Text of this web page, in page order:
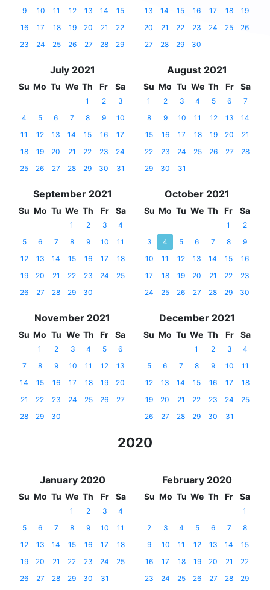
9 10 11 12 13 14
15
16
17 18 19 20 21
22
23
24 25 26 27 28 29
13 14 15 16 17 18
19
20
21 22 23 24 25
26
27
28 29 30
July 2021
Su Mo Tu We Th Fr Sa
1 2
3
4
5 6 7 8 9
10
11
12 13 14 15 16
17
18
19 20 21 22 23
24
25
26 27 28 29 30 31
August 2021
Su Mo Tu We Th Fr Sa
1 2 3 4 5 6
7
8
9 10 11 12 13
14
15
16 17 18 19 20
21
22
23 24 25 26 27
28
29
30 31
September 2021
Su Mo Tu We Th Fr Sa
1 2 3
4
5
6 7 8 9 10
11
12
13 14 15 16 17
18
19
20 21 22 23 24
25
26
27 28 29 30
October 2021
Su Mo Tu We Th Fr Sa
1
2
3
4 5 6 7 8
9
10
11 12 13 14 15
16
17
18 19 20 21 22
23
24
25 26 27 28 29 30
November 2021
Su Mo Tu We Th Fr Sa
1 2 3 4 5
6
7
8 9 10 11 12
13
14
15 16 17 18 19
20
21
22 23 24 25 26
27
28
29 30
December 2021
Su Mo Tu We Th Fr Sa
1 2 3
4
5
6 7 8 9 10
11
12
13 14 15 16 17
18
19
20 21 22 23 24
25
26
27 28 29 30 31
2020
January 2020
Su Mo Tu We Th Fr Sa
1 2 3
4
5
6 7 8 9 10
11
12
13 14 15 16 17
18
19
20 21 22 23 24
25
26
27 28 29 30 31
February 2020
Su Mo Tu We Th Fr Sa
1
2
3 4 5 6 7
8
9
10 11 12 13 14
15
16
17 18 19 20 21
22
23
24 25 26 27 28 29